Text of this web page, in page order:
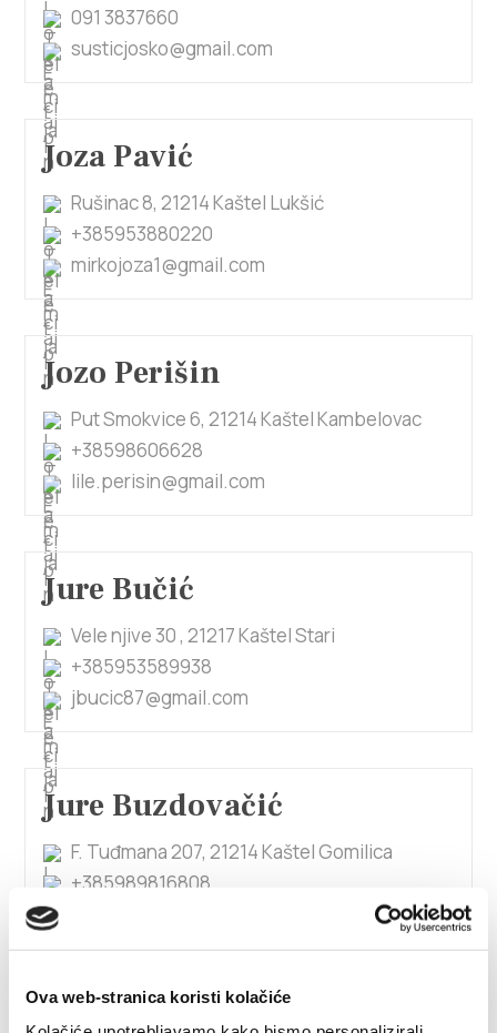
Ova web-stranica koristi kolačiće
091 3837660
susticjosko@gmail.com
Joza Pavić
Rušinac 8, 21214 Kaštel Lukšić
+385953880220
mirkojoza1@gmail.com
Jozo Perišin
Put Smokvice 6, 21214 Kaštel Kambelovac
+38598606628
lile.perisin@gmail.com
Jure Bučić
Vele njive 30 , 21217 Kaštel Stari
+385953589938
jbucic87@gmail.com
Jure Buzdovačić
F. Tuđmana 207, 21214 Kaštel Gomilica
+385989816808
Jure Klišmanić